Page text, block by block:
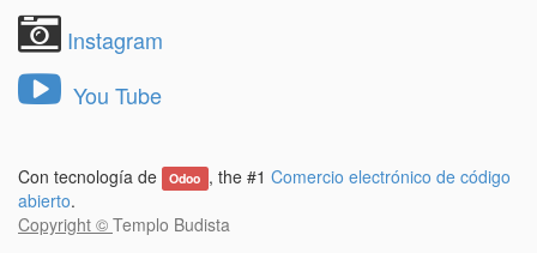
Instagram
You Tube
Con tecnología de Odoo , the #1 Comercio electrónico de código
abierto.
Copyright © Templo Budista